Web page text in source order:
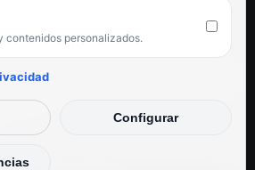
ocasiones y siempre dan respuesta.
10.»
contenidos personalizados.
Configurar